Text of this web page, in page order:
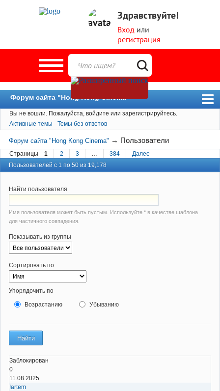
Здравствуйте!
Вход или
регистрация
Форум сайта "Hong Kong Cinema"
Форум
Новости
Пользователи
Поиск
Вы не вошли. Пожалуйста, войдите или зарегистрируйтесь.
Активные темы
Темы без ответов
Форум сайта "Hong Kong Cinema" → Пользователи
Страницы 1 2 3 384
Далее
Пользователей с 1 по 50 из 19,178
Найти пользователя
Имя пользователя может быть пустым. Используйте * в качестве шаблона
для частичного совпадения.
Показывать из группы
Сортировать по
Упорядочить по
Возрастанию Убыванию
Заблокирован
0
11.08.2025
!artem